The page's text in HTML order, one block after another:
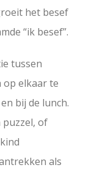
het besef
“ik besef”.
tussen
op elkaar te
bij de lunch.
puzzel, of
als